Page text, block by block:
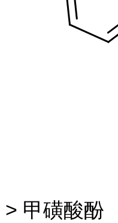
> 甲磺酸酚